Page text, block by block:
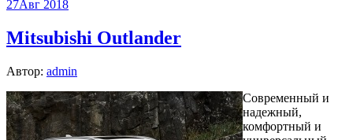
27Авг 2018
Mitsubishi Outlander
Автор: admin
Современный и
надежный,
комфортный и